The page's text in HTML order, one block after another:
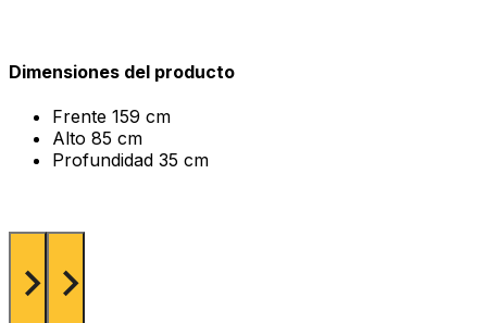
Dimensiones del producto
Frente 159 cm
Alto 85 cm
Profundidad 35 cm